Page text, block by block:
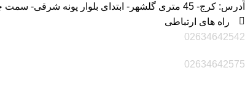
آدرس: کرج- 45 متری گلشهر- ابتدای بلوار پونه شرقی- سمت چپ ساختمان میلاد-فرئشگاه بزرگ رنو پارت متین
راه های ارتباطی
02634642542
02634642575